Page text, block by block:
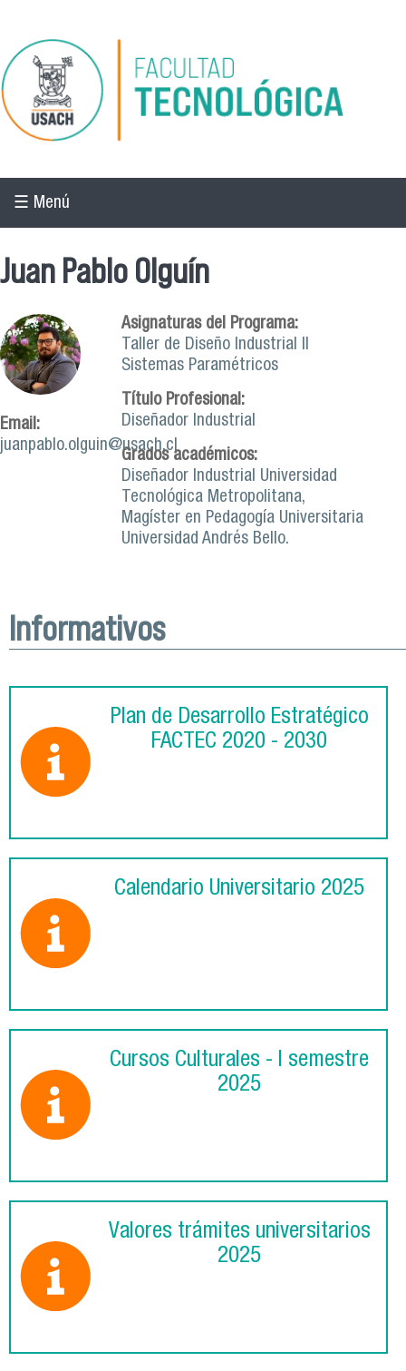
Pasar al contenido principal
☰ Menú
Juan Pablo Olguín
Email:
juanpablo.olguin@usach.cl
Asignaturas del Programa:
Taller de Diseño Industrial II
Sistemas Paramétricos
Título Profesional:
Diseñador Industrial
Grados académicos:
Diseñador Industrial Universidad
Tecnológica Metropolitana,
Magíster en Pedagogía Universitaria
Universidad Andrés Bello.
Informativos
Plan de Desarrollo Estratégico
FACTEC 2020 - 2030
Calendario Universitario 2025
Cursos Culturales - I semestre
2025
Valores trámites universitarios
2025